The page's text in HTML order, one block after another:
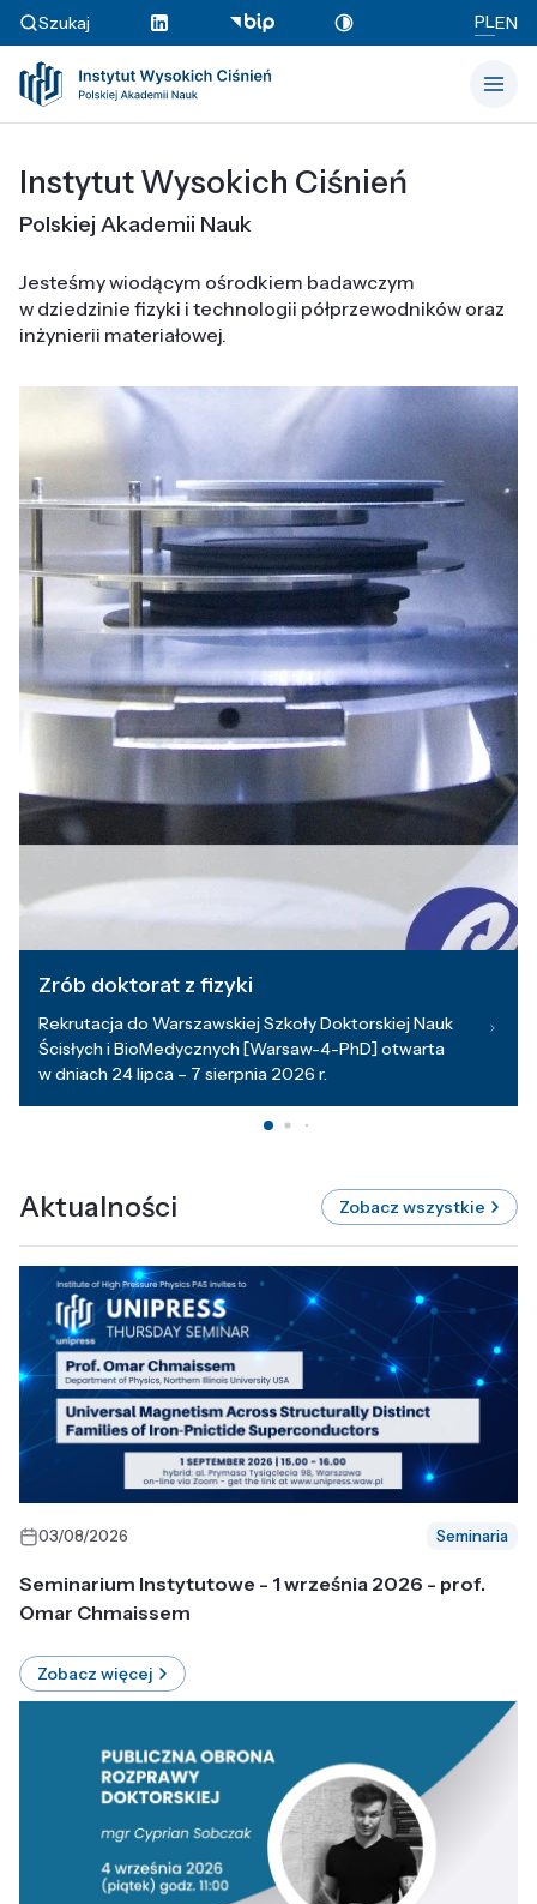
Szukaj PLEN
Instytut Wysokich Ciśnień
Polskiej Akademii Nauk
Jesteśmy wiodącym ośrodkiem badawczym
w dziedzinie fizyki i technologii półprzewodników oraz
inżynierii materiałowej.
Zrób doktorat z fizyki
Rekrutacja do Warszawskiej Szkoły Doktorskiej Nauk
Ścisłych i BioMedycznych [Warsaw-4-PhD] otwarta
w dniach 24 lipca – 7 sierpnia 2026 r.
Aktualności Zobacz wszystkie
03/08/2026 Seminaria
Seminarium Instytutowe - 1 września 2026 - prof.
Omar Chmaissem
Zobacz więcej